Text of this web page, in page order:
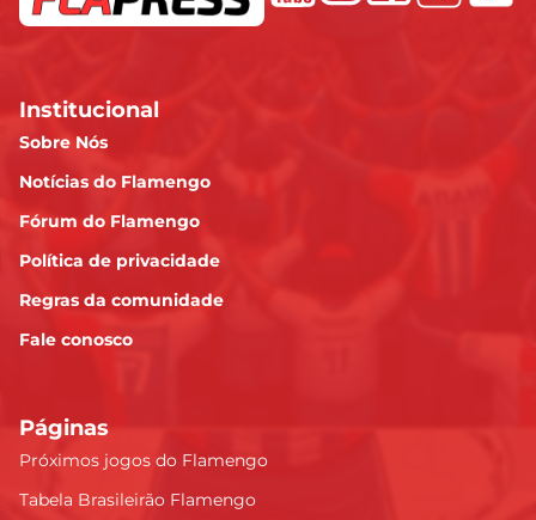
Institucional
Sobre Nós
Notícias do Flamengo
Fórum do Flamengo
Política de privacidade
Regras da comunidade
Fale conosco
Páginas
Próximos jogos do Flamengo
Tabela Brasileirão Flamengo